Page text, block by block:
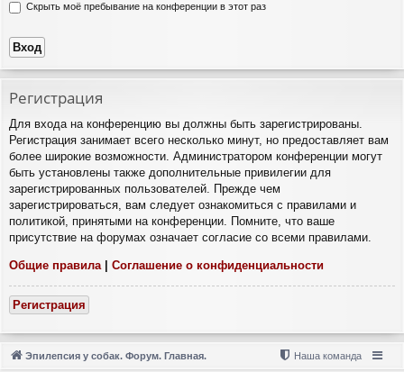
Скрыть моё пребывание на конференции в этот раз
Регистрация
Для входа на конференцию вы должны быть зарегистрированы.
Регистрация занимает всего несколько минут, но предоставляет вам
более широкие возможности. Администратором конференции могут
быть установлены также дополнительные привилегии для
зарегистрированных пользователей. Прежде чем
зарегистрироваться, вам следует ознакомиться с правилами и
политикой, принятыми на конференции. Помните, что ваше
присутствие на форумах означает согласие со всеми правилами.
Общие правила | Соглашение о конфиденциальности
Регистрация
Эпилепсия у собак. Форум. Главная. Наша команда